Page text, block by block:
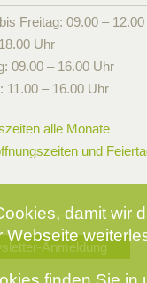
Freitag: 09.00 –
Uhr
09.00 – 16.00 Uhr
11.00 – 16.00 Uhr
alle Monate
und
Anmeldung
damit wir
Webseite